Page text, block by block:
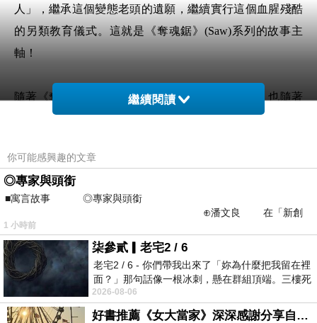
人」，繼承這個變態老頭的遺願，繼續實行這個血腥殘酷
的另類教育儀式。這就是《奪魂鋸》(Saw)系列的故事主
軸！
隨著《奪魂鋸》成為每年萬聖節的另類傳統儀式，也隨著
第一代的殺人魔得絕症死掉之後，第二代的辣妹殺手「亞
第三代接班人改由FBI探員「霍夫曼」接手，繼續殘殺那
些不全然是無辜的受害者。
隨著劇情越來越凌亂、故事越來越故弄玄虛，以及驚悚程
度越來越不足，這個系列拍到後來，確實已經顯露出疲
態，可是這既然是「儀式電影」，那麼影迷的觀影心態就
跟鄉下老人觀看鄉土劇的情況差不多，也就是「即使邊看
邊罵，可是依然每集都按時收看」！所以在觀看《奪魂鋸
繼續閱讀
你可能感興趣的文章
◎專家與頭銜
■寓言故事 ◎專家與頭銜
⊕潘文良 在「新創
之谷」裡——
1 小時前
柒參貳▎老宅2 / 6
老宅2 / 6 - 你們帶我出來了「妳為什麼把我留在裡
面？」那句話像一根冰刺，懸在群組頂端。三樓死
死盯著照片裡的人。那個人確實站在
2026-08-06
好書推薦《女大當家》深深感謝分享自己想法震撼讀者的作家，讓我看到不同樣貌的家庭！